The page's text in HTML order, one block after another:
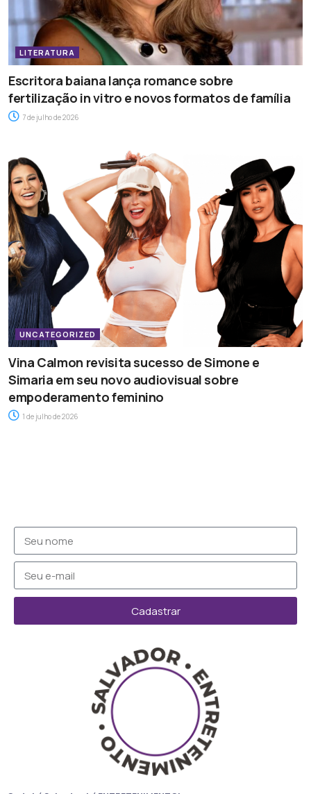
LITERATURA
Escritora baiana lança romance sobre
fertilização in vitro e novos formatos de família
7 de julho de 2026
UNCATEGORIZED
Vina Calmon revisita sucesso de Simone e
Simaria em seu novo audiovisual sobre
empoderamento feminino
1 de julho de 2026
Cadastrar